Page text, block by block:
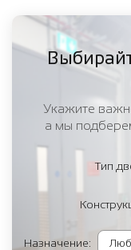
Укажите
а мы
Тип
Назначение: